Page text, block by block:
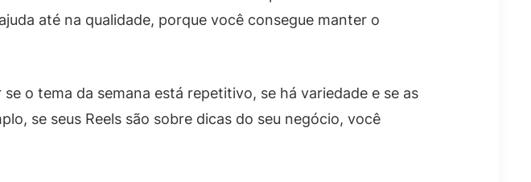
até na qualidade, porque você consegue manter o
o tema da semana está repetitivo, se há variedade e se as
se seus Reels são sobre dicas do seu negócio, você